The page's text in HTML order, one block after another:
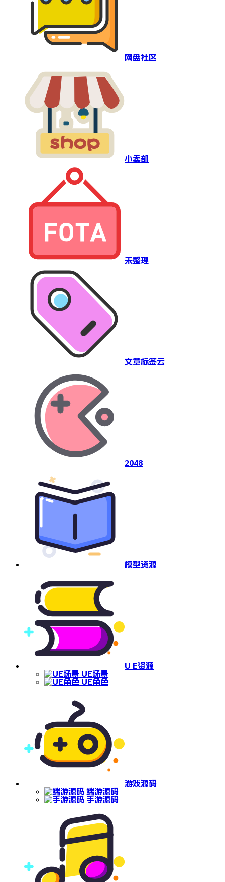
网盘社区
小卖部
未整理
文章标签云
2048
模型资源
U E资源
UE场景
UE角色
游戏源码
端游源码
手游源码